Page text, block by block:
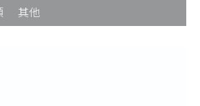
其他